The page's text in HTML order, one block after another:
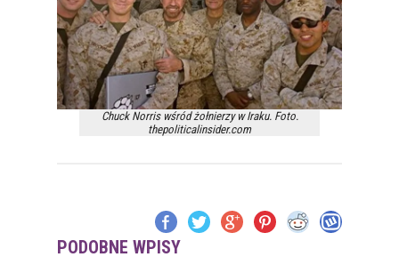
Chuck Norris wśród żołnierzy w Iraku. Foto.
thepoliticalinsider.com
PODOBNE WPISY